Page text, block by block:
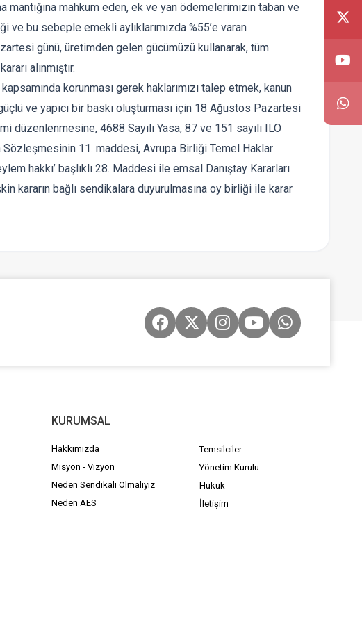
mantığına mahkum eden, ek ve yan ödemelerimizin taban ve
ve bu sebeple emekli aylıklarımızda %55’e varan
günü, üretimden gelen gücümüzü kullanarak, tüm
alınmıştır.
korunması gerek haklarımızı talep etmek, kanun
ve yapıcı bir baskı oluşturması için 18 Ağustos Pazartesi
düzenlenmesine, 4688 Sayılı Yasa, 87 ve 151 sayılı ILO
Sözleşmesinin 11. maddesi, Avrupa Birliği Temel Haklar
hakkı’ başlıklı 28. Maddesi ile emsal Danıştay Kararları
kararın bağlı sendikalara duyurulmasına oy birliği ile karar
KURUMSAL
Hakkımızda
Misyon - Vizyon
Neden Sendikalı Olmalıyız
Neden AES
Temsilciler
Yönetim Kurulu
Hukuk
İletişim